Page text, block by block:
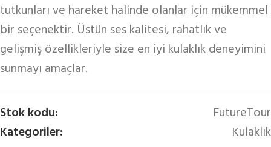
tutkunları ve hareket halinde olanlar için mükemmel
bir seçenektir. Üstün ses kalitesi, rahatlık ve
gelişmiş özellikleriyle size en iyi kulaklık deneyimini
sunmayı amaçlar.
Stok kodu:
FutureTour
Kategoriler:
Kulaklık